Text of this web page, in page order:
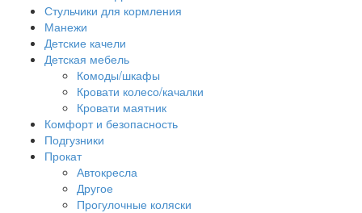
Стульчики для кормления
Манежи
Детские качели
Детская мебель
Комоды/шкафы
Кровати колесо/качалки
Кровати маятник
Комфорт и безопасность
Подгузники
Прокат
Автокресла
Другое
Прогулочные коляски